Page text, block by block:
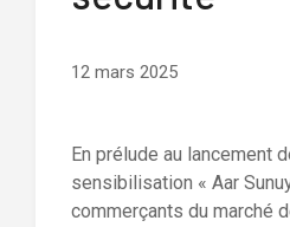
12 mars 2025
En prélude au lancement
sensibilisation « Aar
commerçants du marché